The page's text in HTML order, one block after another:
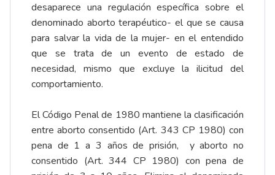
desaparece una regulación específica sobre el
denominado aborto terapéutico- el que se causa
para salvar la vida de la mujer- en el entendido
que se trata de un evento de estado de
necesidad, mismo que excluye la ilicitud del
comportamiento.
El Código Penal de 1980 mantiene la clasificación
entre aborto consentido (Art. 343 CP 1980) con
pena de 1 a 3 años de prisión, y aborto no
consentido (Art. 344 CP 1980) con pena de